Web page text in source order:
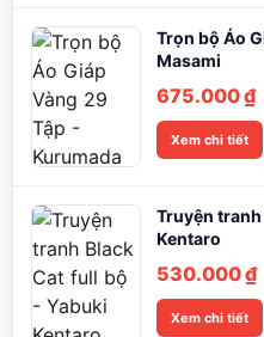
Trọn bộ Áo
Masami
675.000₫
Xem chi tiết
Truyện
Kentaro
530.000₫
Xem chi tiết